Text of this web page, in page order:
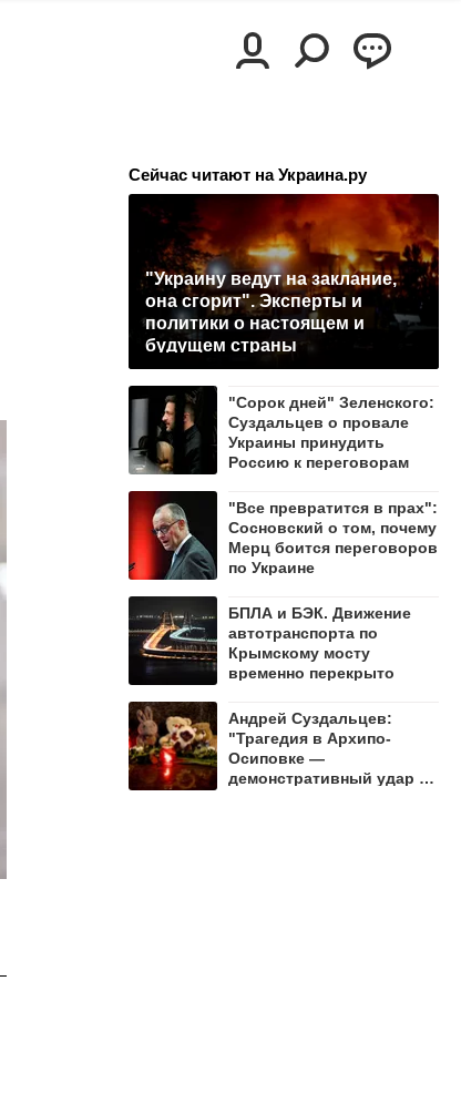
Сейчас читают на Украина.ру
"Украину ведут на заклание,
она сгорит". Эксперты и
политики о настоящем и
будущем страны
"Сорок дней" Зеленского:
Суздальцев о провале
Украины принудить
Россию к переговорам
"Все превратится в прах":
Сосновский о том, почему
Мерц боится переговоров
по Украине
БПЛА и БЭК. Движение
автотранспорта по
Крымскому мосту
временно перекрыто
Андрей Суздальцев:
"Трагедия в Архипо-
Осиповке —
демонстративный удар по